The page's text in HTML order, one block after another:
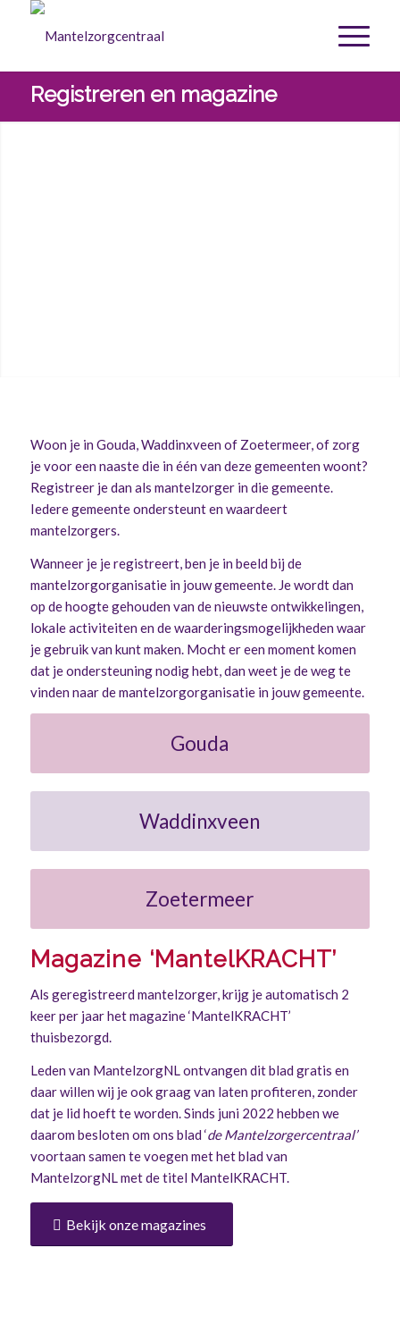
Registreren en magazine
Woon je in Gouda, Waddinxveen of Zoetermeer, of zorg
je voor een naaste die in één van deze gemeenten woont?
Registreer je dan als mantelzorger in die gemeente.
Iedere gemeente ondersteunt en waardeert
mantelzorgers.
Wanneer je je registreert, ben je in beeld bij de
mantelzorgorganisatie in jouw gemeente. Je wordt dan
op de hoogte gehouden van de nieuwste ontwikkelingen,
lokale activiteiten en de waarderingsmogelijkheden waar
je gebruik van kunt maken. Mocht er een moment komen
dat je ondersteuning nodig hebt, dan weet je de weg te
vinden naar de mantelzorgorganisatie in jouw gemeente.
Gouda
Waddinxveen
Zoetermeer
Magazine ‘MantelKRACHT’
Als geregistreerd mantelzorger, krijg je automatisch 2
keer per jaar het magazine ‘MantelKRACHT’
thuisbezorgd.
Leden van MantelzorgNL ontvangen dit blad gratis en
daar willen wij je ook graag van laten profiteren, zonder
dat je lid hoeft te worden. Sinds juni 2022 hebben we
daarom besloten om ons blad ‘de Mantelzorgercentraal’
voortaan samen te voegen met het blad van
MantelzorgNL met de titel MantelKRACHT.
Bekijk onze magazines